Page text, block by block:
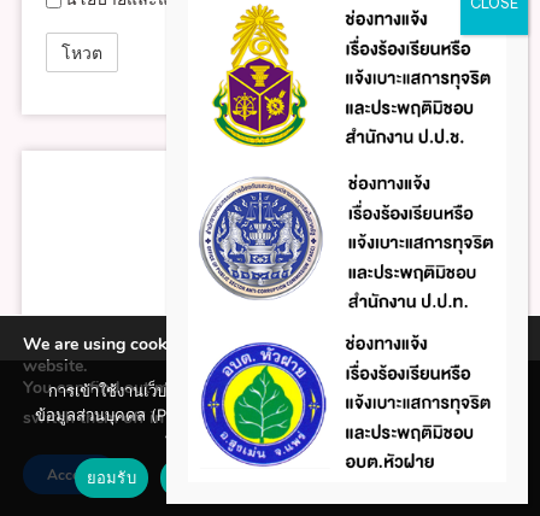
We are using cookies to give you the best experience on our
website.
You can find out more about which cookies we are using or
switch them off in
settings.
Accept
การเข้าใช้งานเว็บไซต์แห่งนี้ถือว่าท่านรับทราบใน นโยบายคุ้มครอง
ข้อมูลส่วนบุคคล (Privacy policy) และ นโยบายคุกกี้ (Cookie policy)
ที่ทางหน่วยงานได้จัดทำขึ้นแล้ว
ยอมรับ